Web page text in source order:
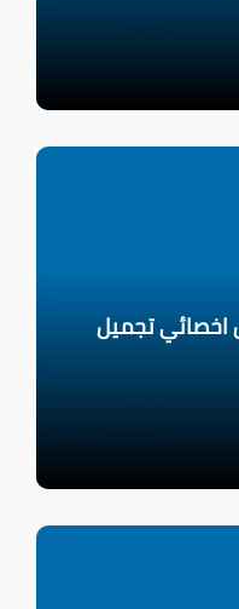
اخصائي تجميل